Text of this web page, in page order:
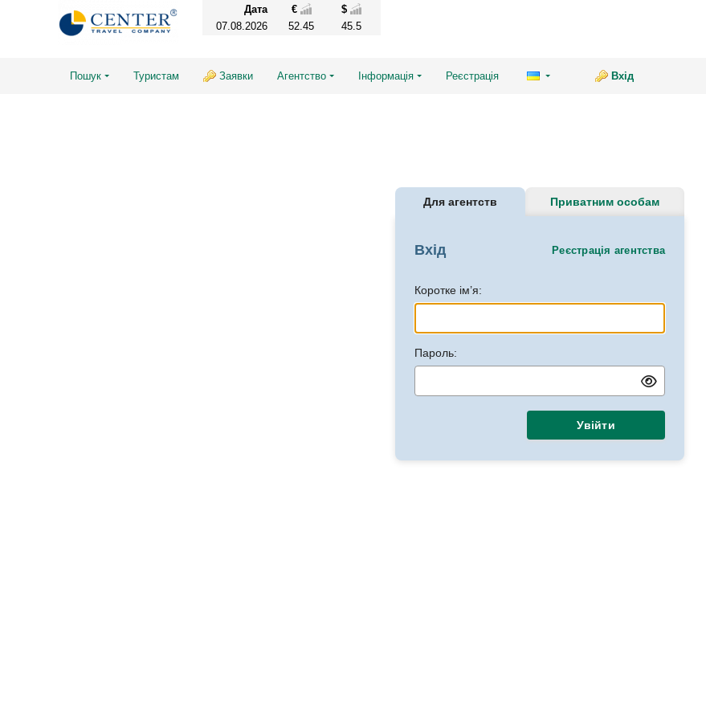
Дата €
$
07.08.2026
52.45 45.5
Пошук Туристам Заявки Агентство Інформація Реєстрація Вхід
Для агентств Приватним особам
Вхід Реєстрація агентства
Коротке ім’я:
Пароль:
Увійти